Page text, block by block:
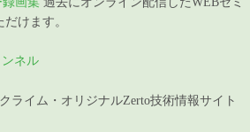
けます。
ンネル
クライム・オリジナルZerto技術情報サイト